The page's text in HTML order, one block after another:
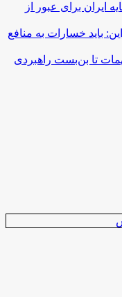
ایران برای عبور از
باید خسارات به منافع
تا بن‌بست راهبردی